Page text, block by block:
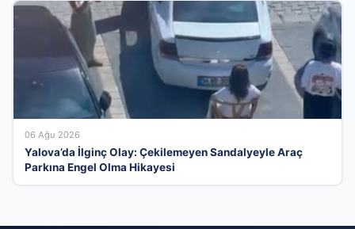
06 Ağu 2026
Yalova’da İlginç Olay: Çekilemeyen Sandalyeyle Araç
Parkına Engel Olma Hikayesi